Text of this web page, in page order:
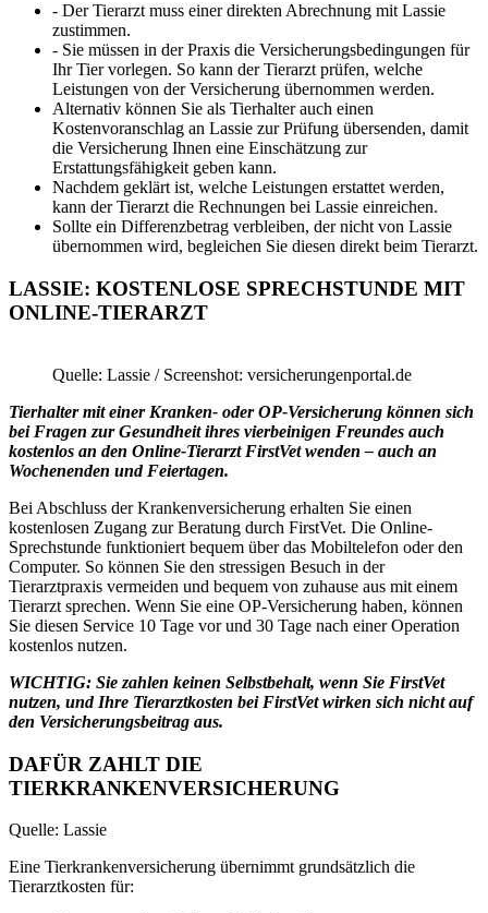
- Der Tierarzt muss einer direkten Abrechnung mit Lassie
zustimmen.
- Sie müssen in der Praxis die Versicherungsbedingungen für
Ihr Tier vorlegen. So kann der Tierarzt prüfen, welche
Leistungen von der Versicherung übernommen werden.
Alternativ können Sie als Tierhalter auch einen
Kostenvoranschlag an Lassie zur Prüfung übersenden, damit
die Versicherung Ihnen eine Einschätzung zur
Erstattungsfähigkeit geben kann.
Nachdem geklärt ist, welche Leistungen erstattet werden,
kann der Tierarzt die Rechnungen bei Lassie einreichen.
Sollte ein Differenzbetrag verbleiben, der nicht von Lassie
übernommen wird, begleichen Sie diesen direkt beim Tierarzt.
LASSIE: KOSTENLOSE SPRECHSTUNDE MIT
ONLINE-TIERARZT
Quelle: Lassie / Screenshot: versicherungenportal.de
Tierhalter mit einer Kranken- oder OP-Versicherung können sich
bei Fragen zur Gesundheit ihres vierbeinigen Freundes auch
kostenlos an den Online-Tierarzt FirstVet wenden – auch an
Wochenenden und Feiertagen.
Bei Abschluss der Krankenversicherung erhalten Sie einen
kostenlosen Zugang zur Beratung durch FirstVet. Die Online-
Sprechstunde funktioniert bequem über das Mobiltelefon oder den
Computer. So können Sie den stressigen Besuch in der
Tierarztpraxis vermeiden und bequem von zuhause aus mit einem
Tierarzt sprechen. Wenn Sie eine OP-Versicherung haben, können
Sie diesen Service 10 Tage vor und 30 Tage nach einer Operation
kostenlos nutzen.
WICHTIG: Sie zahlen keinen Selbstbehalt, wenn Sie FirstVet
nutzen, und Ihre Tierarztkosten bei FirstVet wirken sich nicht auf
den Versicherungsbeitrag aus.
DAFÜR ZAHLT DIE
TIERKRANKENVERSICHERUNG
Quelle: Lassie
Eine Tierkrankenversicherung übernimmt grundsätzlich die
Tierarztkosten für: